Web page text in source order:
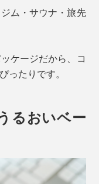
ム・サウナ・旅先
ケージだから、コ
ったりです。
るおいベー